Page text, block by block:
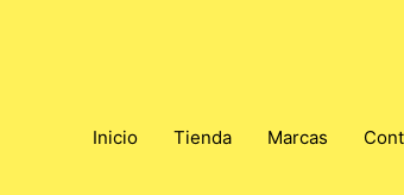
Inicio Tienda Marcas